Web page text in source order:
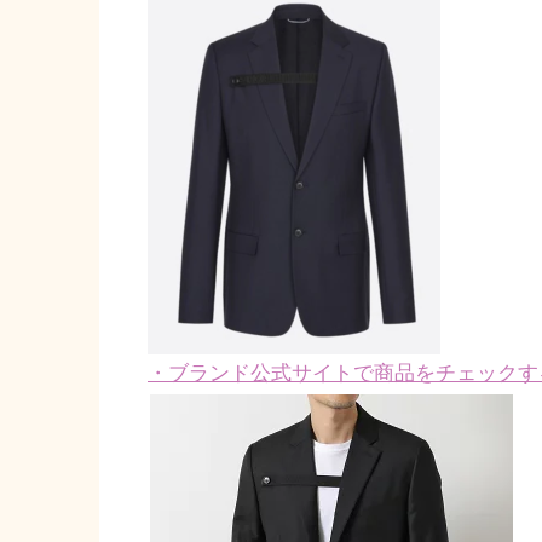
・ブランド公式サイトで商品をチェックす